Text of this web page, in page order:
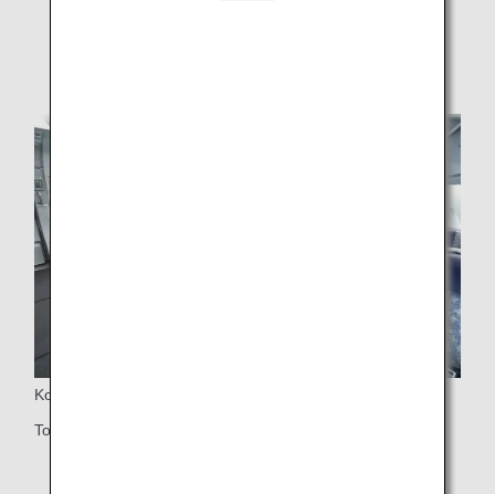
Koltuklar
Toplamda 73 Premium Economy koltuk